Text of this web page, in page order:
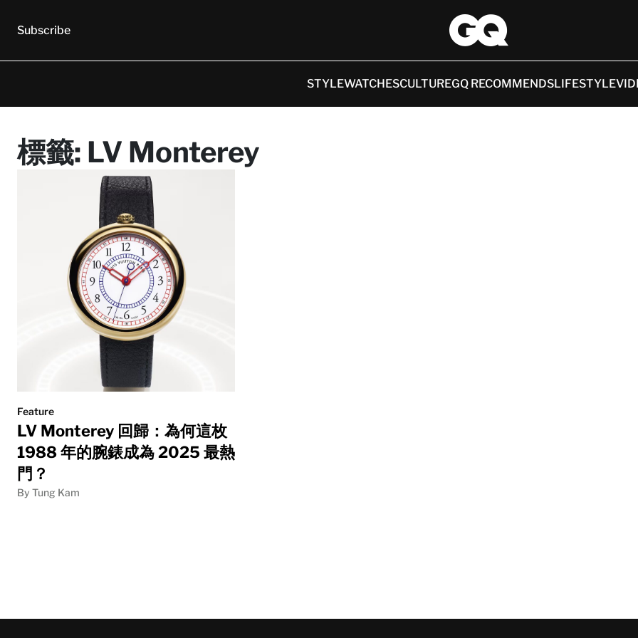
Subscribe
STYLEWATCHESCULTUREGQ RECOMMENDSLIFESTYLE
標籤: LV Monterey
Feature
LV Monterey 回歸：為何這枚
1988 年的腕錶成為 2025 最熱
門？
By Tung Kam